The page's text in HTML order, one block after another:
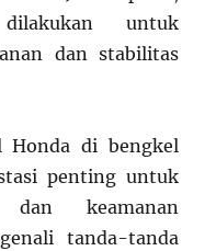
untuk
dan stabilitas
Honda di bengkel
penting untuk
dan keamanan
tanda-tanda